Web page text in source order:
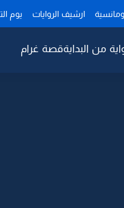
ارشيف الروايات يوم
من البدايةقصة غرام